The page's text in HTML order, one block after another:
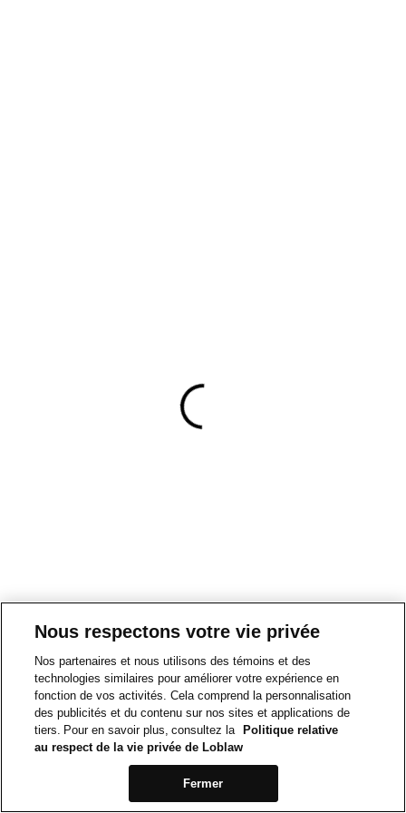
Nous respectons votre vie privée
Nos partenaires et nous utilisons des témoins et des
technologies similaires pour améliorer votre expérience en
fonction de vos activités. Cela comprend la personnalisation
des publicités et du contenu sur nos sites et applications de
tiers. Pour en savoir plus, consultez la
Politique relative
au respect de la vie privée de Loblaw
Fermer